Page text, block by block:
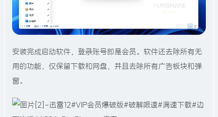
安装完成启动软件，登录账号即是会员。软件还去除所有无
用的功能，仅保留下载和网盘，并且去除所有广告板块和弹
窗。